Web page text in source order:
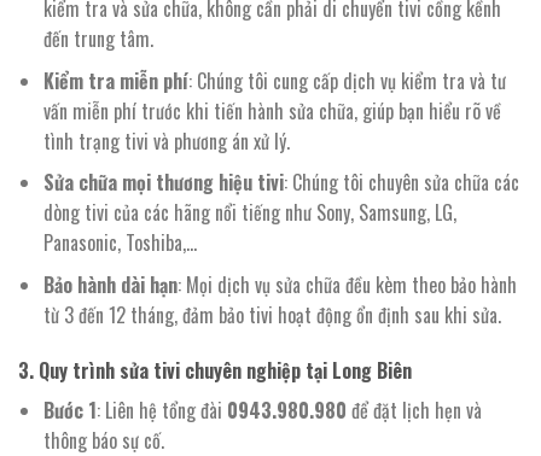
kiểm tra và sửa chữa, không cần phải di chuyển tivi cồng kềnh
đến trung tâm.
Kiểm tra miễn phí: Chúng tôi cung cấp dịch vụ kiểm tra và tư
vấn miễn phí trước khi tiến hành sửa chữa, giúp bạn hiểu rõ về
tình trạng tivi và phương án xử lý.
Sửa chữa mọi thương hiệu tivi: Chúng tôi chuyên sửa chữa các
dòng tivi của các hãng nổi tiếng như Sony, Samsung, LG,
Panasonic, Toshiba,…
Bảo hành dài hạn: Mọi dịch vụ sửa chữa đều kèm theo bảo hành
từ 3 đến 12 tháng, đảm bảo tivi hoạt động ổn định sau khi sửa.
3. Quy trình sửa tivi chuyên nghiệp tại Long Biên
Bước 1: Liên hệ tổng đài 0943.980.980 để đặt lịch hẹn và
thông báo sự cố.